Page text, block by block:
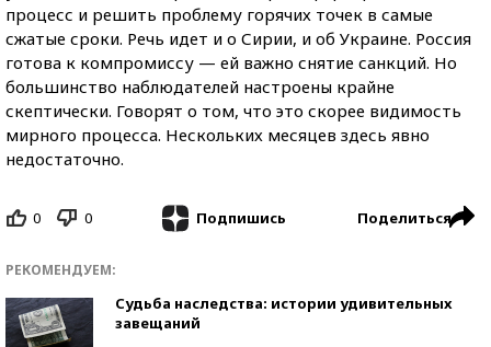
процесс и решить проблему горячих точек в самые
сжатые сроки. Речь идет и о Сирии, и об Украине. Россия
готова к компромиссу — ей важно снятие санкций. Но
большинство наблюдателей настроены крайне
скептически. Говорят о том, что это скорее видимость
мирного процесса. Нескольких месяцев здесь явно
недостаточно.
0 0 Подпишись Поделиться
РЕКОМЕНДУЕМ:
Судьба наследства: истории удивительных
завещаний